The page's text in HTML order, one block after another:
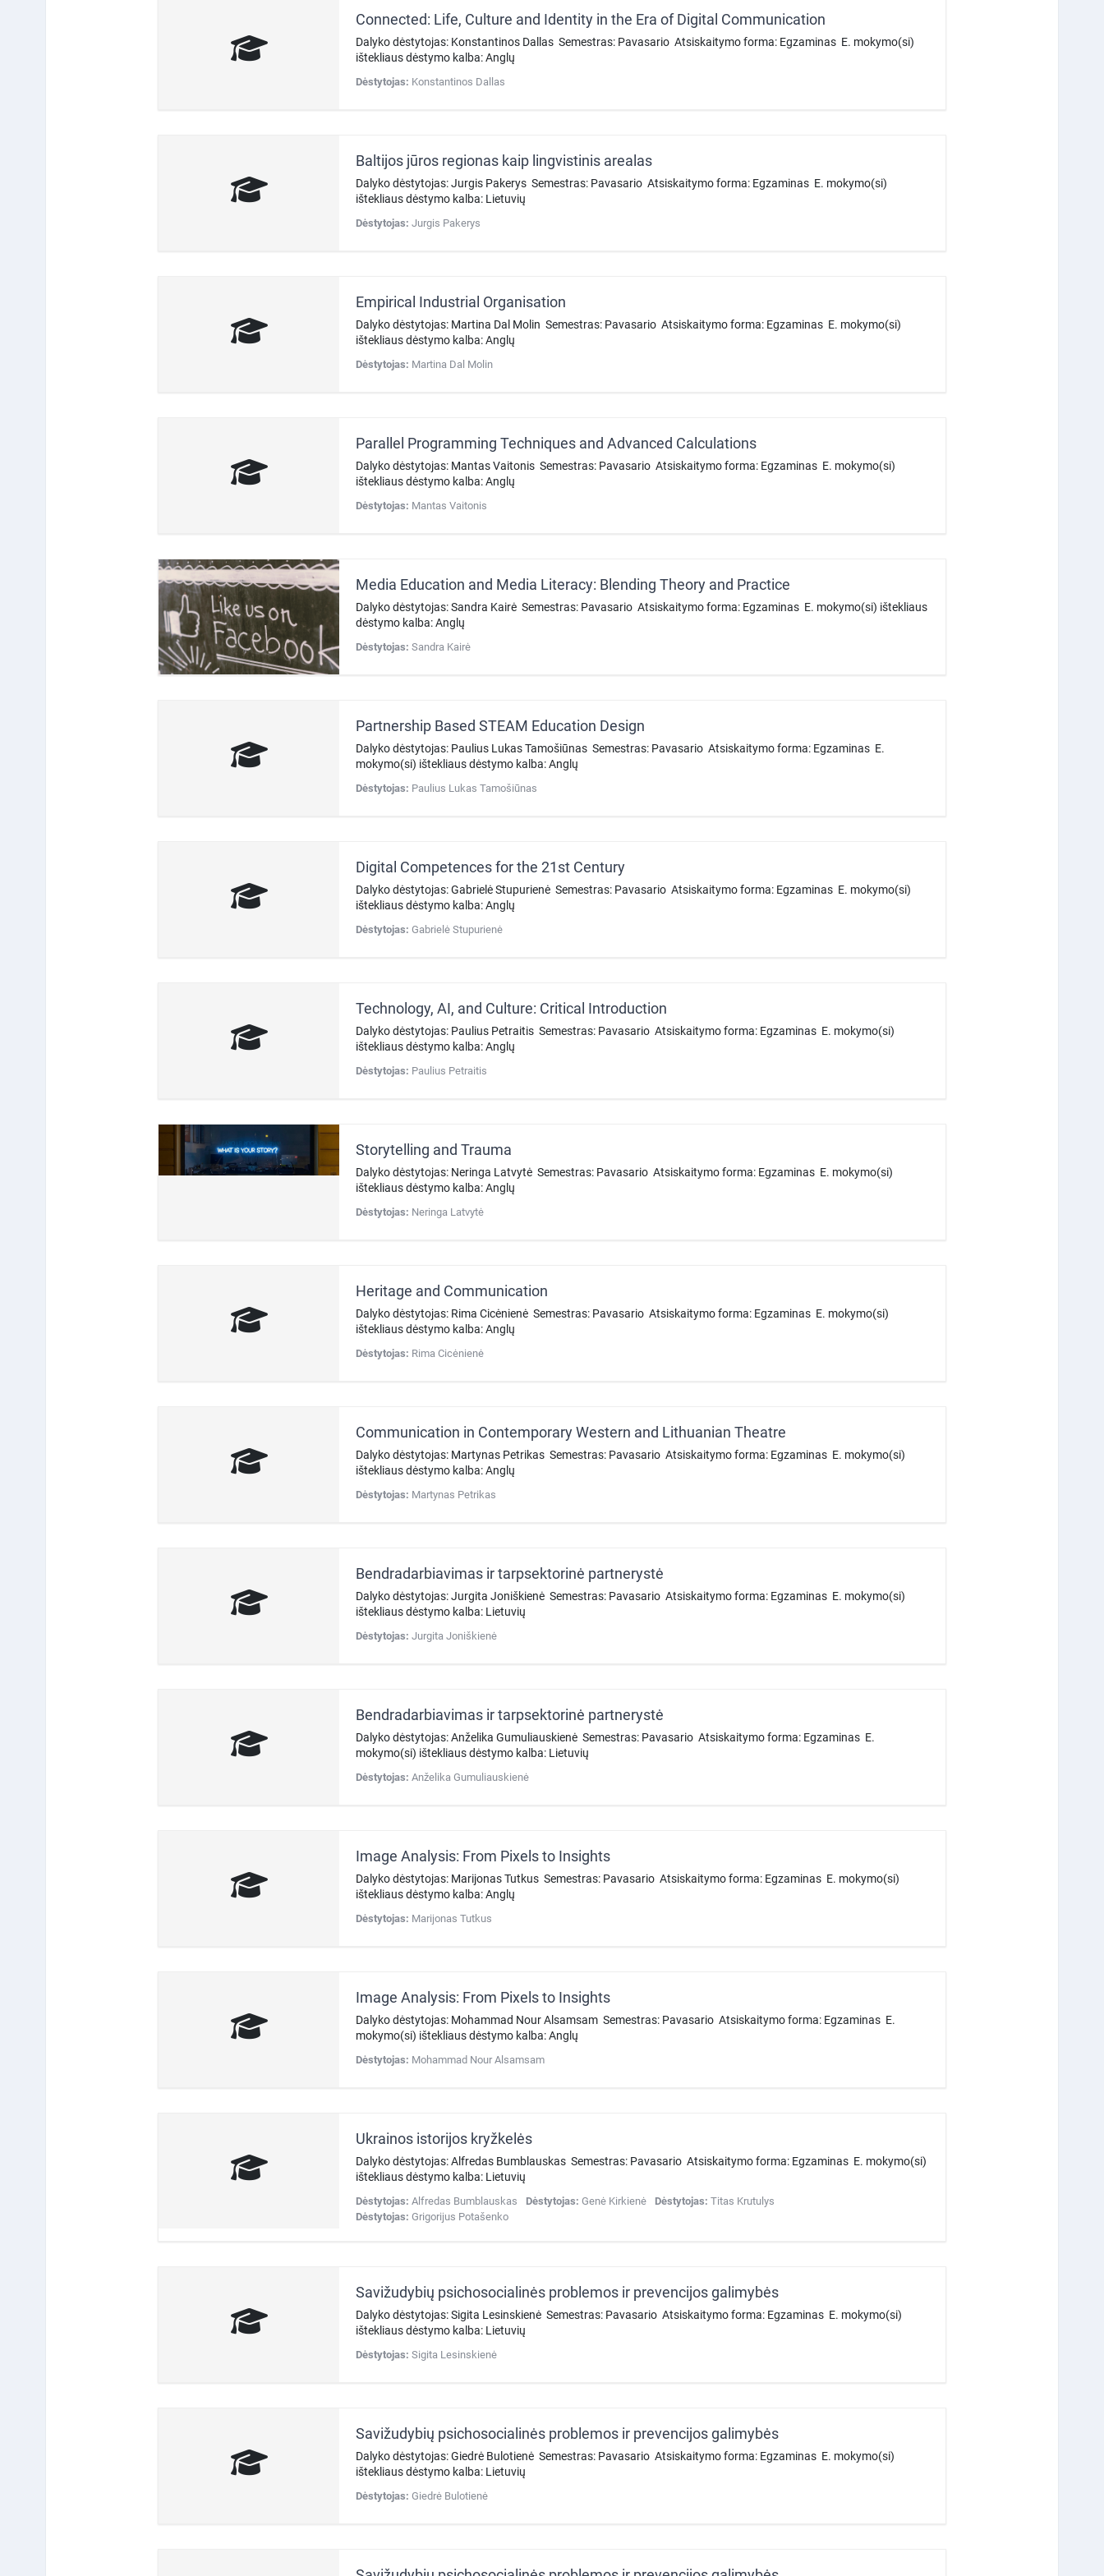
Connected: Life, Culture and Identity in the Era of Digital Communication
Dalyko dėstytojas: Konstantinos Dallas Semestras: Pavasario Atsiskaitymo forma: Egzaminas E. mokymo(si)
ištekliaus dėstymo kalba: Anglų
Dėstytojas: Konstantinos Dallas
Baltijos jūros regionas kaip lingvistinis arealas
Dalyko dėstytojas: Jurgis Pakerys Semestras: Pavasario Atsiskaitymo forma: Egzaminas E. mokymo(si)
ištekliaus dėstymo kalba: Lietuvių
Dėstytojas: Jurgis Pakerys
Empirical Industrial Organisation
Dalyko dėstytojas: Martina Dal Molin Semestras: Pavasario Atsiskaitymo forma: Egzaminas E. mokymo(si)
ištekliaus dėstymo kalba: Anglų
Dėstytojas: Martina Dal Molin
Parallel Programming Techniques and Advanced Calculations
Dalyko dėstytojas: Mantas Vaitonis Semestras: Pavasario Atsiskaitymo forma: Egzaminas E. mokymo(si)
ištekliaus dėstymo kalba: Anglų
Dėstytojas: Mantas Vaitonis
Media Education and Media Literacy: Blending Theory and Practice
Dalyko dėstytojas: Sandra Kairė Semestras: Pavasario Atsiskaitymo forma: Egzaminas E. mokymo(si) ištekliaus
dėstymo kalba: Anglų
Dėstytojas: Sandra Kairė
Partnership Based STEAM Education Design
Dalyko dėstytojas: Paulius Lukas Tamošiūnas Semestras: Pavasario Atsiskaitymo forma: Egzaminas E.
mokymo(si) ištekliaus dėstymo kalba: Anglų
Dėstytojas: Paulius Lukas Tamošiūnas
Digital Competences for the 21st Century
Dalyko dėstytojas: Gabrielė Stupurienė Semestras: Pavasario Atsiskaitymo forma: Egzaminas E. mokymo(si)
ištekliaus dėstymo kalba: Anglų
Dėstytojas: Gabrielė Stupurienė
Technology, AI, and Culture: Critical Introduction
Dalyko dėstytojas: Paulius Petraitis Semestras: Pavasario Atsiskaitymo forma: Egzaminas E. mokymo(si)
ištekliaus dėstymo kalba: Anglų
Dėstytojas: Paulius Petraitis
Storytelling and Trauma
Dalyko dėstytojas: Neringa Latvytė Semestras: Pavasario Atsiskaitymo forma: Egzaminas E. mokymo(si)
ištekliaus dėstymo kalba: Anglų
Dėstytojas: Neringa Latvytė
Heritage and Communication
Dalyko dėstytojas: Rima Cicėnienė Semestras: Pavasario Atsiskaitymo forma: Egzaminas E. mokymo(si)
ištekliaus dėstymo kalba: Anglų
Dėstytojas: Rima Cicėnienė
Communication in Contemporary Western and Lithuanian Theatre
Dalyko dėstytojas: Martynas Petrikas Semestras: Pavasario Atsiskaitymo forma: Egzaminas E. mokymo(si)
ištekliaus dėstymo kalba: Anglų
Dėstytojas: Martynas Petrikas
Bendradarbiavimas ir tarpsektorinė partnerystė
Dalyko dėstytojas: Jurgita Joniškienė Semestras: Pavasario Atsiskaitymo forma: Egzaminas E. mokymo(si)
ištekliaus dėstymo kalba: Lietuvių
Dėstytojas: Jurgita Joniškienė
Bendradarbiavimas ir tarpsektorinė partnerystė
Dalyko dėstytojas: Anželika Gumuliauskienė Semestras: Pavasario Atsiskaitymo forma: Egzaminas E.
mokymo(si) ištekliaus dėstymo kalba: Lietuvių
Dėstytojas: Anželika Gumuliauskienė
Image Analysis: From Pixels to Insights
Dalyko dėstytojas: Marijonas Tutkus Semestras: Pavasario Atsiskaitymo forma: Egzaminas E. mokymo(si)
ištekliaus dėstymo kalba: Anglų
Dėstytojas: Marijonas Tutkus
Image Analysis: From Pixels to Insights
Dalyko dėstytojas: Mohammad Nour Alsamsam Semestras: Pavasario Atsiskaitymo forma: Egzaminas E.
mokymo(si) ištekliaus dėstymo kalba: Anglų
Dėstytojas: Mohammad Nour Alsamsam
Ukrainos istorijos kryžkelės
Dalyko dėstytojas: Alfredas Bumblauskas Semestras: Pavasario Atsiskaitymo forma: Egzaminas E. mokymo(si)
ištekliaus dėstymo kalba: Lietuvių
Dėstytojas: Alfredas Bumblauskas Dėstytojas: Genė Kirkienė Dėstytojas: Titas Krutulys
Dėstytojas: Grigorijus Potašenko
Savižudybių psichosocialinės problemos ir prevencijos galimybės
Dalyko dėstytojas: Sigita Lesinskienė Semestras: Pavasario Atsiskaitymo forma: Egzaminas E. mokymo(si)
ištekliaus dėstymo kalba: Lietuvių
Dėstytojas: Sigita Lesinskienė
Savižudybių psichosocialinės problemos ir prevencijos galimybės
Dalyko dėstytojas: Giedrė Bulotienė Semestras: Pavasario Atsiskaitymo forma: Egzaminas E. mokymo(si)
ištekliaus dėstymo kalba: Lietuvių
Dėstytojas: Giedrė Bulotienė